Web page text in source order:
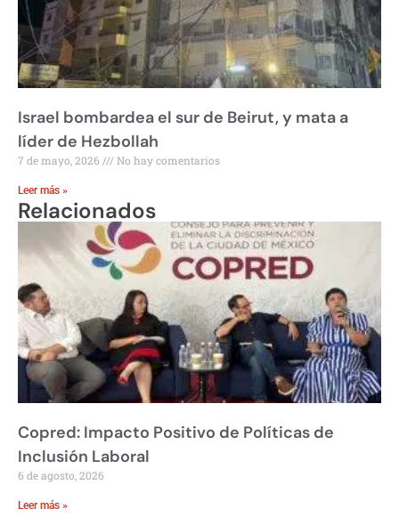
Israel bombardea el sur de Beirut, y mata a
líder de Hezbollah
7 de mayo, 2026 No hay comentarios
Leer más »
Relacionados
Copred: Impacto Positivo de Políticas de
Inclusión Laboral
6 de agosto, 2026
Leer más »